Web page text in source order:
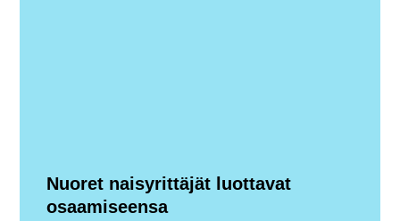
Nuoret naisyrittäjät luottavat
osaamiseensa